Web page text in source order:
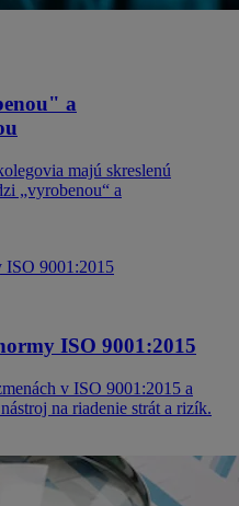
a
majú skreslenú
„vyrobenou“ a
ISO 9001:2015
v ISO 9001:2015 a
na riadenie strát a rizík.